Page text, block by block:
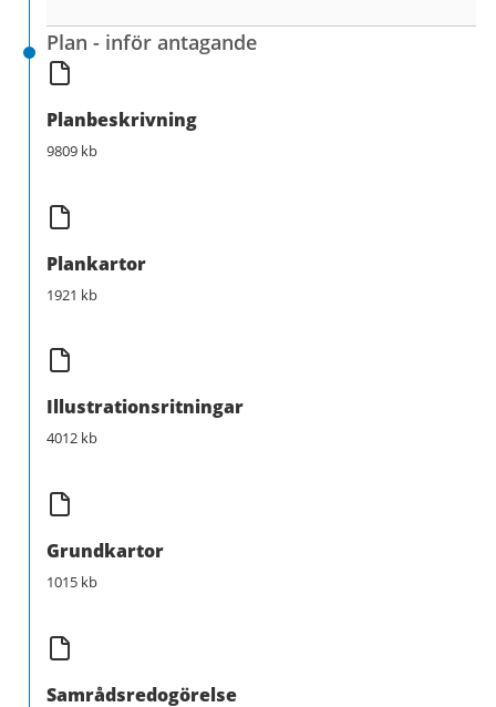
Plan - inför antagande
Planbeskrivning
9809 kb
Plankartor
1921 kb
Illustrationsritningar
4012 kb
Grundkartor
1015 kb
Samrådsredogörelse